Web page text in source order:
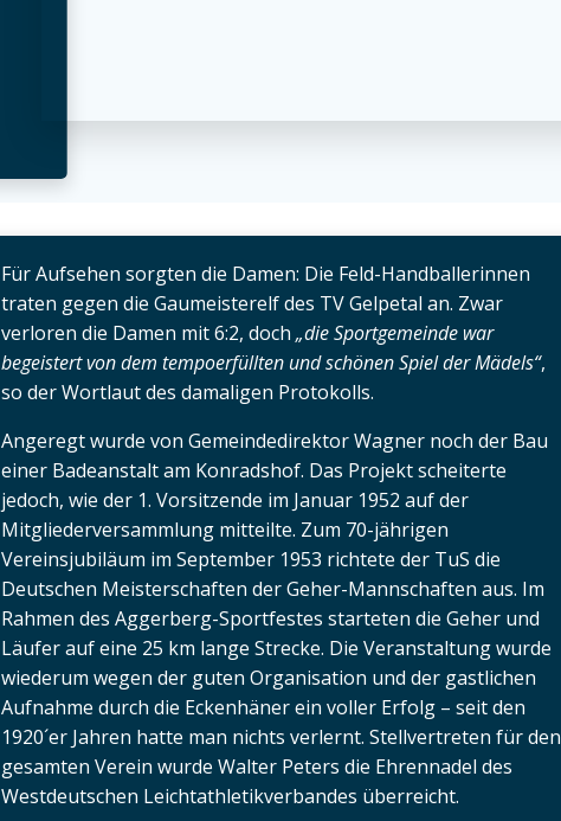
Für Aufsehen sorgten die Damen: Die Feld-Handballerinnen
traten gegen die Gaumeisterelf des TV Gelpetal an. Zwar
verloren die Damen mit 6:2, doch„die Sportgemeinde war
begeistert von dem tempoerfüllten und schönen Spiel der Mädels“,
so der Wortlaut des damaligen Protokolls.
Angeregt wurde von Gemeindedirektor Wagner noch der Bau
einer Badeanstalt am Konradshof. Das Projekt scheiterte
jedoch, wie der 1. Vorsitzende im Januar 1952 auf der
Mitgliederversammlung mitteilte. Zum 70-jährigen
Vereinsjubiläum im September 1953 richtete der TuS die
Deutschen Meisterschaften der Geher-Mannschaften aus. Im
Rahmen des Aggerberg-Sportfestes starteten die Geher und
Läufer auf eine 25 km lange Strecke. Die Veranstaltung wurde
wiederum wegen der guten Organisation und der gastlichen
Aufnahme durch die Eckenhäner ein voller Erfolg – seit den
1920´er Jahren hatte man nichts verlernt. Stellvertreten für den
gesamten Verein wurde Walter Peters die Ehrennadel des
Westdeutschen Leichtathletikverbandes überreicht.